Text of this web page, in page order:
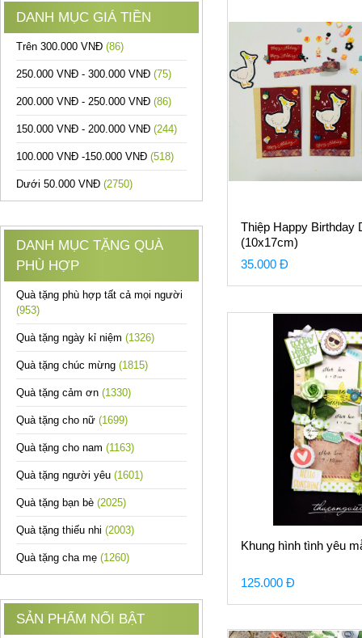
DANH MỤC GIÁ TIỀN
Trên 300.000 VNĐ (86)
250.000 VNĐ - 300.000 VNĐ (75)
200.000 VNĐ - 250.000 VNĐ (86)
150.000 VNĐ - 200.000 VNĐ (244)
100.000 VNĐ -150.000 VNĐ (518)
Dưới 50.000 VNĐ (2750)
DANH MỤC TẶNG QUÀ
PHÙ HỢP
Quà tặng phù hợp tất cả mọi người
(953)
Quà tặng ngày kỉ niệm (1326)
Quà tặng chúc mừng (1815)
Quà tặng cảm ơn (1330)
Quà tặng cho nữ (1699)
Quà tặng cho nam (1163)
Quà tặng người yêu (1601)
Quà tặng bạn bè (2025)
Quà tặng thiếu nhi (2003)
Quà tặng cha mẹ (1260)
SẢN PHẨM NỔI BẬT
Thiệp Happy Birthday
(10x17cm)
35.000 Đ
Khung hình tình yêu
125.000 Đ